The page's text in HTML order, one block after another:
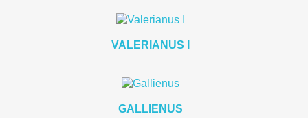
VALERIANUS I
GALLIENUS